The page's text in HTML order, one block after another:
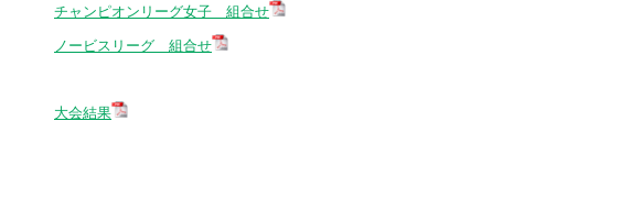
チャンピオンリーグ女子 組合せ
ノービスリーグ 組合せ
大会結果